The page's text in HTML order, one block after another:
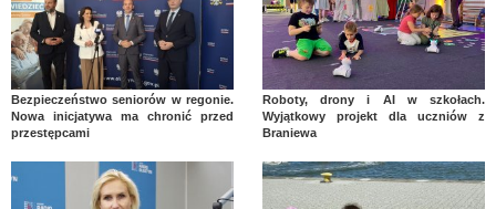
Bezpieczeństwo seniorów w regonie.
Nowa inicjatywa ma chronić przed
przestępcami
Roboty, drony i AI w szkołach.
Wyjątkowy projekt dla uczniów z
Braniewa